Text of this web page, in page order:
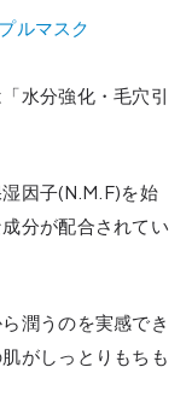
ルマスク
水分強化・毛穴引
因子(N.M.F)を始
分が配合されてい
潤うのを実感でき
がしっとりもちも